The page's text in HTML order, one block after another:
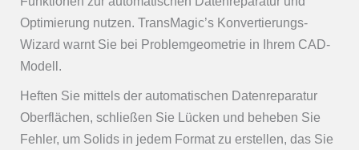
Optimierung nutzen. TransMagic’s Konvertierungs-
Wizard warnt Sie bei Problemgeometrie in Ihrem CAD-
Modell.
Heften Sie mittels der automatischen Datenreparatur
Oberflächen, schließen Sie Lücken und beheben Sie
Fehler, um Solids in jedem Format zu erstellen, das Sie